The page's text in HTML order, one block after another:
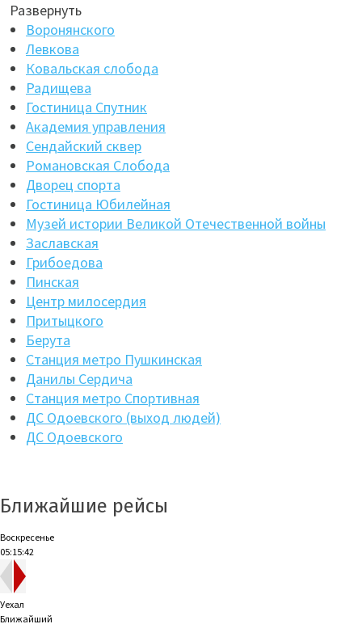
Развернуть
Воронянского
Левкова
Ковальская слобода
Радищева
Гостиница Спутник
Академия управления
Сендайский сквер
Романовская Слобода
Дворец спорта
Гостиница Юбилейная
Музей истории Великой Отечественной войны
Заславская
Грибоедова
Пинская
Центр милосердия
Притыцкого
Берута
Станция метро Пушкинская
Данилы Сердича
Станция метро Спортивная
ДС Одоевского (выход людей)
ДС Одоевского
Ближайшие рейсы
Воскресенье
05:15:43
Уехал
Ближайший